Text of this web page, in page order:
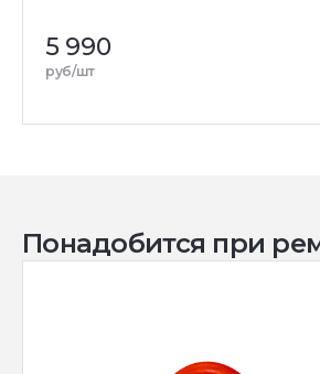
5 990
руб/шт
Понадобится при